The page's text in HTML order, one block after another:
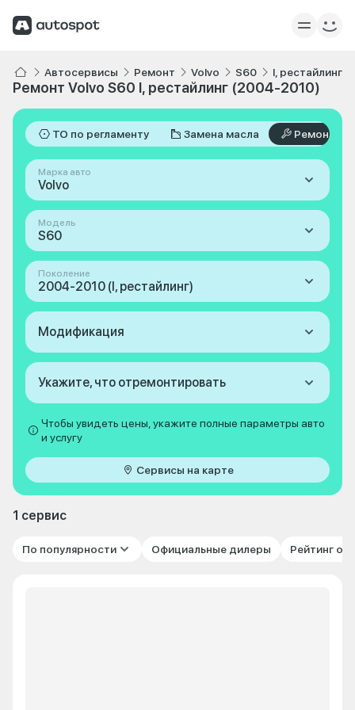
Автосервисы Ремонт Volvo S60 I, рестайлинг
Ремонт Volvo S60 I, рестайлинг (2004-2010)
ТО по регламенту Замена масла Ремонт
Марка авто
Volvo
Модель
S60
Поколение
2004-2010 (I, рестайлинг)
Модификация
Укажите, что отремонтировать
Чтобы увидеть цены, укажите полные параметры авто
и услугу
Сервисы на карте
1 сервис
По популярности Официальные дилеры Рейтинг